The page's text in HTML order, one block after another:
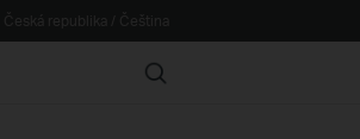
Search